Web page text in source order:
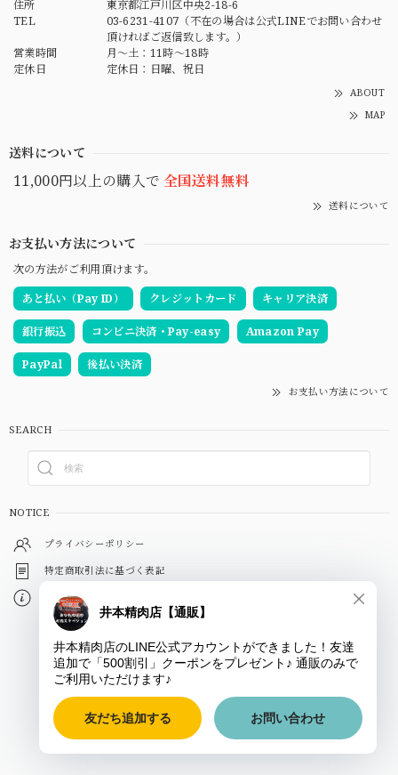
住所
東京都江戸川区中央2-18-6
TEL
03-6231-4107（不在の場合は公式LINEでお問い合わせ
頂ければご返信致します。）
営業時間
月～土：11時～18時
定休日
定休日：日曜、祝日
ABOUT
MAP
送料について
11,000円以上の購入で 全国送料無料
送料について
お支払い方法について
次の方法がご利用頂けます。
あと払い（Pay ID）
クレジットカード キャリア決済
銀行振込 コンビニ決済・Pay-easy Amazon Pay
PayPal 後払い決済
お支払い方法について
SEARCH
NOTICE
プライバシーポリシー
特定商取引法に基づく表記
会員規約
© 焼肉食材卸・販売「井本精肉店」